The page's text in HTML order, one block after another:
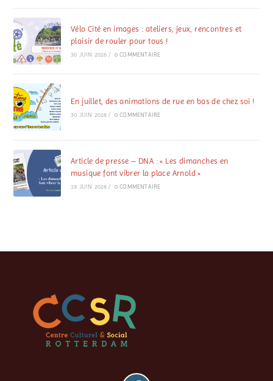
Vélo Cité en images : ateliers, jeux, rencontres et
plaisir de rouler pour tous !
30 JUIN 2026 / 0 COMMENTAIRE
En juillet, des animations de rue en bas de chez soi !
30 JUIN 2026 / 0 COMMENTAIRE
Article de presse – DNA : « Les dimanches en
musique font vibrer la place Arnold »
19 JUIN 2026 / 0 COMMENTAIRE